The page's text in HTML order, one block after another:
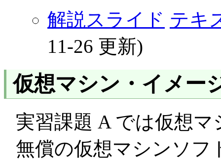
解説スライド テキ
11-26 更新)
仮想マシン・イメー
実習課題 A では仮想
無償の仮想マシンソフ